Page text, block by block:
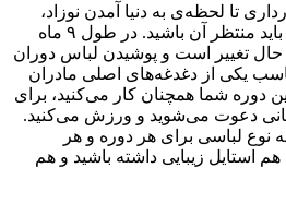
تا لحظه‌ی به دنیا آمدن نوزاد،
لحظات زیادی وجود دارد که باید منتظر آن باشید. در طول ۹ ماه
حال تغییر است و پوشیدن لباس دوران
یکی از دغدغه‌‌های اصلی مادران
شما همچنان کار می‌کنید، برای
دعوت می‌شوید و ورزش می‌کنید.
نوع لباسی برای هر دوره و هر
استایل زیبایی داشته باشید و هم